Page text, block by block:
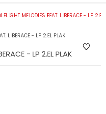
MELODIES FEAT. LIBERACE - LP 2.EL
- LP 2.EL PLAK